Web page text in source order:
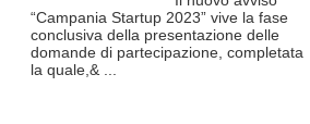
“Campania Startup 2023” vive la fase
conclusiva della presentazione delle
domande di partecipazione, completata
la quale,& ...